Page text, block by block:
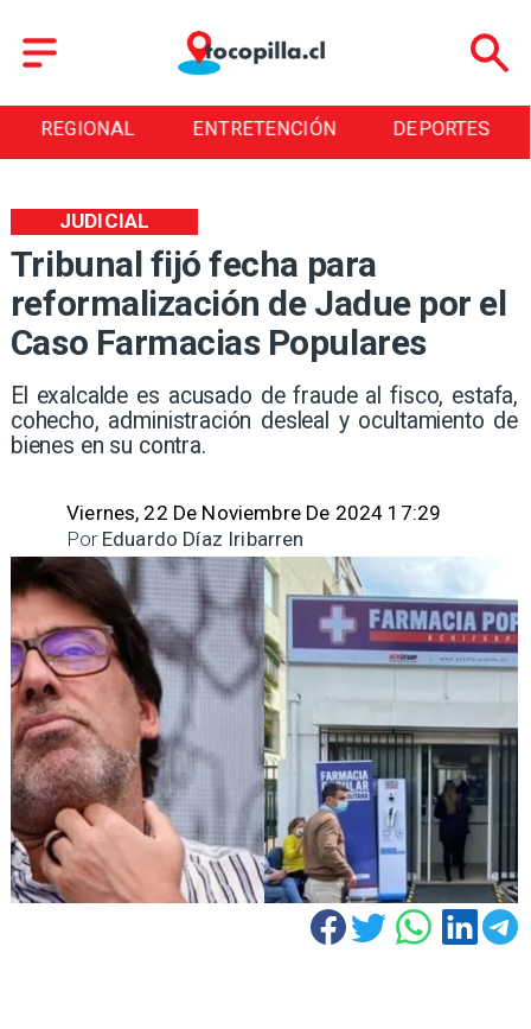
REGIONAL ENTRETENCIÓN DEPORTES
Tribunal fijó fecha para
reformalización de Jadue por el
Caso Farmacias Populares
El exalcalde es acusado de fraude al fisco, estafa,
cohecho, administración desleal y ocultamiento de
bienes en su contra.
JUDICIAL
Viernes, 22 De Noviembre De 2024 17:29
Eduardo Díaz Iribarren
Por